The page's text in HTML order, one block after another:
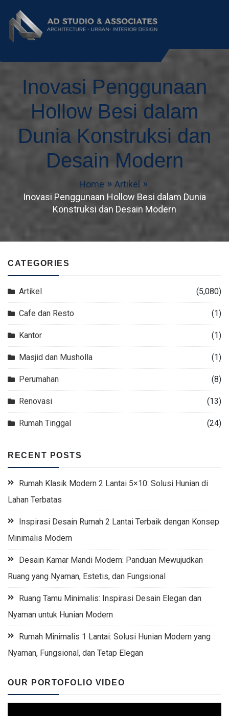
AD Studio – Jasa
Arsitek Profesional
Bersertifikasi
AD Studio – Jasa Arsitek Profesional
Inovasi Penggunaan
Hollow Besi dalam
Dunia Konstruksi dan
Desain Modern
Home
Artikel
Inovasi Penggunaan Hollow Besi dalam Dunia
Konstruksi dan Desain Modern
CATEGORIES
Artikel (5,080)
Cafe dan Resto (1)
Kantor (1)
Masjid dan Musholla (1)
Perumahan (8)
Renovasi (13)
Rumah Tinggal (24)
RECENT POSTS
Rumah Klasik Modern 2 Lantai 5×10: Solusi Hunian di
Lahan Terbatas
Inspirasi Desain Rumah 2 Lantai Terbaik dengan Konsep
Minimalis Modern
Desain Kamar Mandi Modern: Panduan Mewujudkan
Ruang yang Nyaman, Estetis, dan Fungsional
Ruang Tamu Minimalis: Inspirasi Desain Elegan dan
Nyaman untuk Hunian Modern
Rumah Minimalis 1 Lantai: Solusi Hunian Modern yang
Nyaman, Fungsional, dan Tetap Elegan
OUR PORTOFOLIO VIDEO